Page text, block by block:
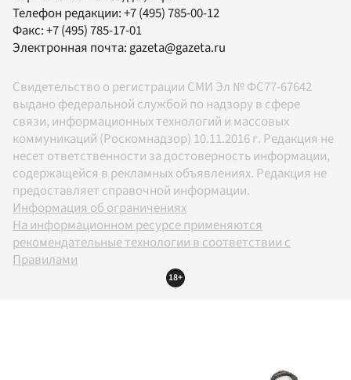
Телефон редакции:+7 (495) 785-00-12
Факс:+7 (495) 785-17-01
Электронная почта: gazeta@gazeta.ru
Свидетельство о регистрации СМИ Эл № ФС77-67642
выдано федеральной службой по надзору в сфере
связи, информационных технологий и массовых
коммуникаций (Роскомнадзор) 10.11.2016 г. Редакция не
несет ответственности за достоверность информации,
содержащейся в рекламных объявлениях. Редакция не
предоставляет справочной информации.
Информация об ограничениях
На информационном ресурсе применяются
рекомендательные технологии в соответствии с
Правилами
18+